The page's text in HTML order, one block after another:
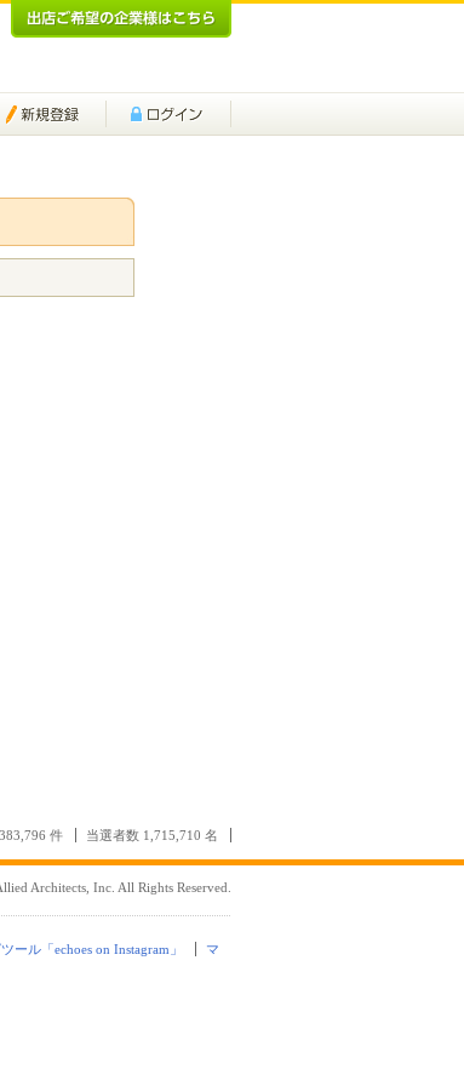
件 当選者数 1,715,710 名
Architects, Inc. All Rights Reserved.
ール「echoes on Instagram」
マ